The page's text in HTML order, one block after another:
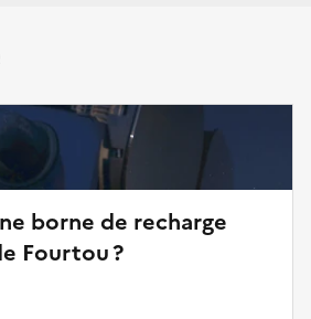
borne de recharge
Fourtou ?